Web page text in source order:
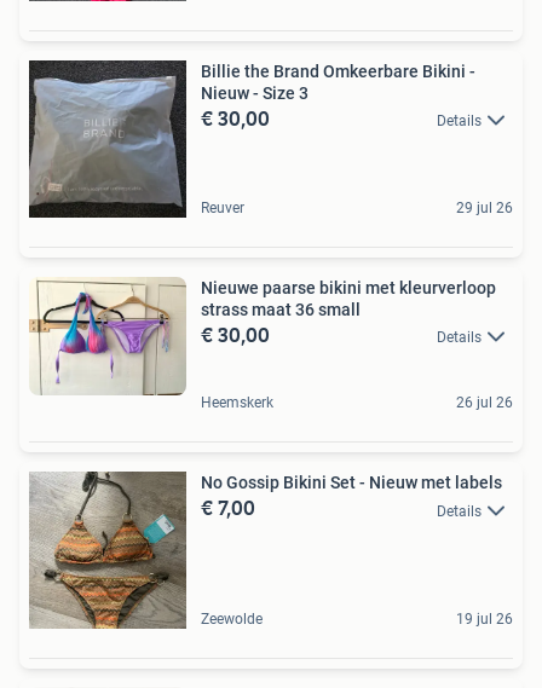
Billie the Brand Omkeerbare Bikini -
Nieuw - Size 3
€ 30,00 Details
Reuver 29 jul 26
Nieuwe paarse bikini met kleurverloop
strass maat 36 small
€ 30,00 Details
Heemskerk 26 jul 26
No Gossip Bikini Set - Nieuw met labels
€ 7,00 Details
Zeewolde 19 jul 26